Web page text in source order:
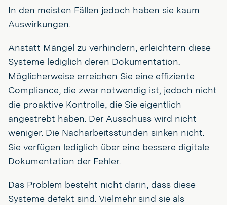
In den meisten Fällen jedoch haben sie kaum
Auswirkungen.
Anstatt Mängel zu verhindern, erleichtern diese
Systeme lediglich deren Dokumentation.
Möglicherweise erreichen Sie eine effiziente
Compliance, die zwar notwendig ist, jedoch nicht
die proaktive Kontrolle, die Sie eigentlich
angestrebt haben. Der Ausschuss wird nicht
weniger. Die Nacharbeitsstunden sinken nicht.
Sie verfügen lediglich über eine bessere digitale
Dokumentation der Fehler.
Das Problem besteht nicht darin, dass diese
Systeme defekt sind. Vielmehr sind sie als